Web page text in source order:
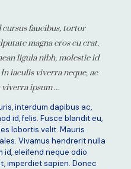
cursus faucibus, tortor
magna eros eu erat.
ligula nibh, molestie id
iaculis viverra neque, ac
ipsum …
interdum dapibus ac,
id, felis. Fusce blandit eu,
lobortis velit. Mauris
Vivamus hendrerit nulla
eleifend neque odio
imperdiet sapien. Donec